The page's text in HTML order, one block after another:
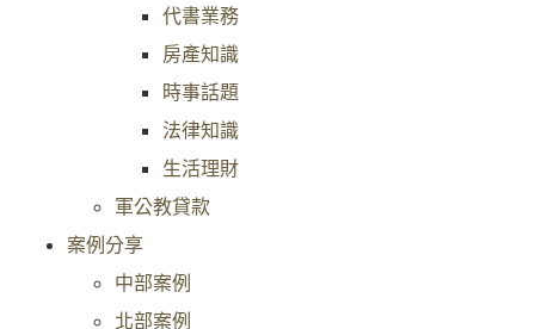
代書業務
房產知識
時事話題
法律知識
生活理財
軍公教貸款
案例分享
中部案例
北部案例